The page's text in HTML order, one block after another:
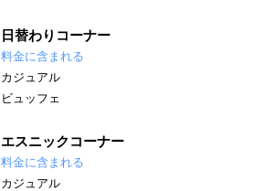
日替わりコーナー
料金に含まれる
カジュアル
ビュッフェ
エスニックコーナー
料金に含まれる
カジュアル